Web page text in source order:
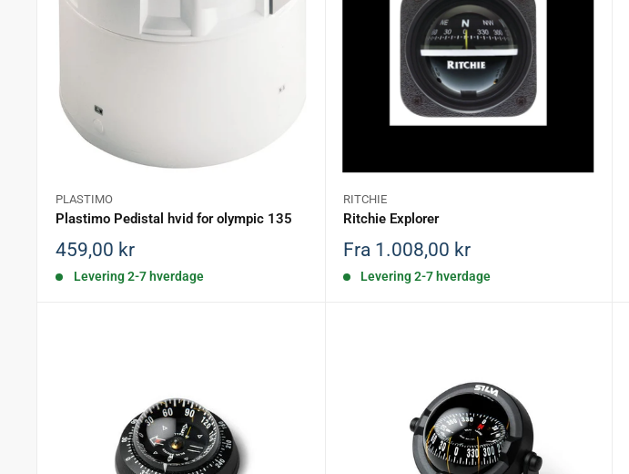
PLASTIMO
Plastimo Pedistal hvid for olympic 135
Salgspris
459,00 kr
Levering 2-7 hverdage
RITCHIE
Ritchie Explorer
Salgspris
Fra 1.008,00 kr
Levering 2-7 hverdage